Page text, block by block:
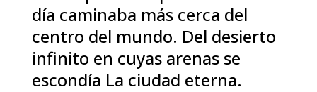
día caminaba más cerca del
centro del mundo. Del desierto
infinito en cuyas arenas se
escondía La ciudad eterna.